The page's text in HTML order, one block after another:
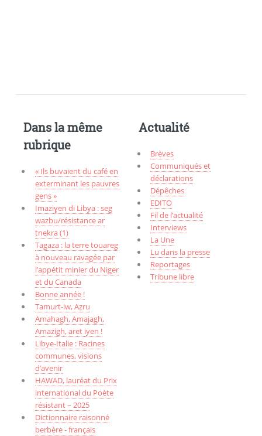
Dans la même
rubrique
« Ils buvaient du café en
exterminant les pauvres
gens »
Imaziɣen di Libya : seg
wazbu/résistance ar
tnekra (1)
Tagaza : la terre touareg
à nouveau ravagée par
l’appétit minier du Niger
et du Canada
Bonne année !
Tamurt-iw, Aẓru
Amahagh, Amajagh,
Amazigh, aret iyen !
Libye-Italie : Racines
communes, visions
d’avenir
HAWAD, lauréat du Prix
international du Poète
résistant – 2025
Dictionnaire raisonné
berbère - français
Actualité
Brèves
Communiqués et
déclarations
Dépêches
EDITO
Fil de l’actualité
Interviews
La Une
Lu dans la presse
Reportages
Tribune libre